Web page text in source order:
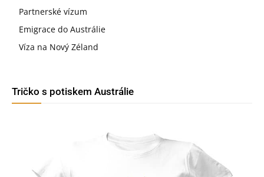
Partnerské vízum
Emigrace do Austrálie
Víza na Nový Zéland
Tričko s potiskem Austrálie